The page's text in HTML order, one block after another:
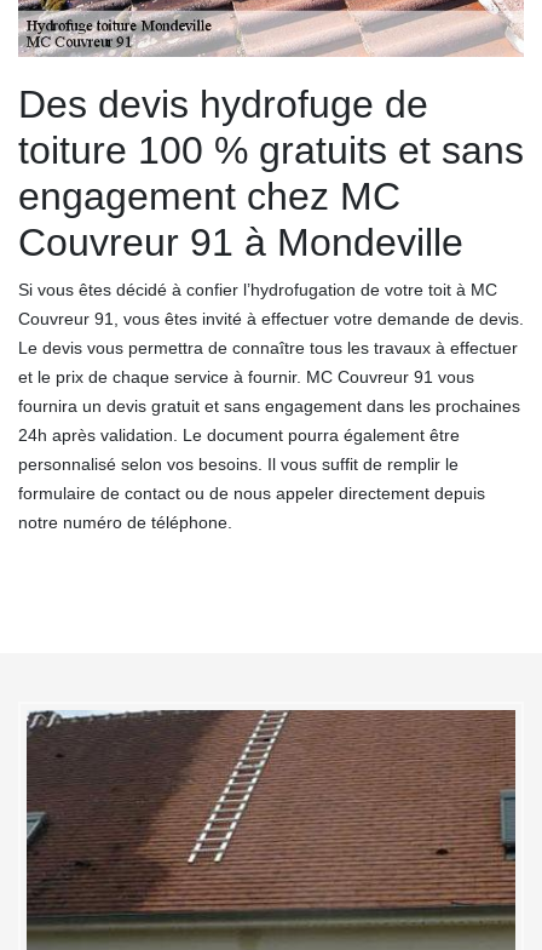
Des devis hydrofuge de
toiture 100 % gratuits et sans
engagement chez MC
Couvreur 91 à Mondeville
Si vous êtes décidé à confier l’hydrofugation de votre toit à MC
Couvreur 91, vous êtes invité à effectuer votre demande de devis.
Le devis vous permettra de connaître tous les travaux à effectuer
et le prix de chaque service à fournir. MC Couvreur 91 vous
fournira un devis gratuit et sans engagement dans les prochaines
24h après validation. Le document pourra également être
personnalisé selon vos besoins. Il vous suffit de remplir le
formulaire de contact ou de nous appeler directement depuis
notre numéro de téléphone.